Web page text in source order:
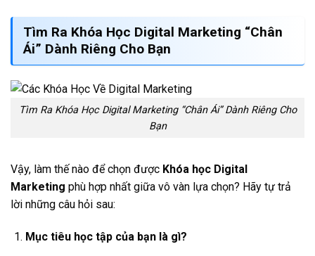
Tìm Ra Khóa Học Digital Marketing “Chân
Ái” Dành Riêng Cho Bạn
Tìm Ra Khóa Học Digital Marketing “Chân Ái” Dành Riêng Cho
Bạn
Vậy, làm thế nào để chọn được Khóa học Digital
Marketing phù hợp nhất giữa vô vàn lựa chọn? Hãy tự trả
lời những câu hỏi sau:
Mục tiêu học tập của bạn là gì?